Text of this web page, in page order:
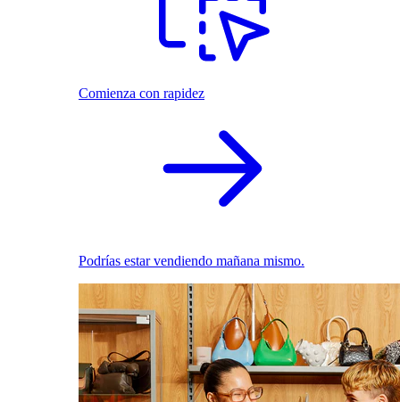
Comienza con rapidez
Podrías estar vendiendo mañana mismo.